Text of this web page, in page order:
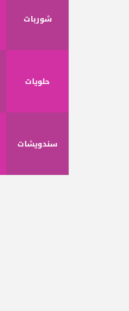
شوربات
حلويات
سندويشات